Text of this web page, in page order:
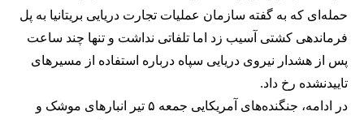
حمله‌ای که به گفته سازمان عملیات تجارت دریایی بریتانیا به پل
فرماندهی کشتی آسیب زد اما تلفاتی نداشت و تنها چند ساعت
پس از هشدار نیروی دریایی سپاه درباره استفاده از مسیرهای
تاییدنشده رخ داد.
در ادامه، جنگنده‌های آمریکایی جمعه ۵ تیر انبارهای موشک و